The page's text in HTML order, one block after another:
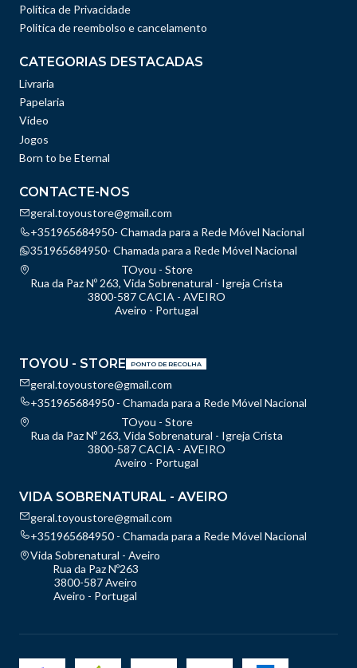
Política de Privacidade
Politica de reembolso e cancelamento
CATEGORIAS DESTACADAS
Livraria
Papelaria
Vídeo
Jogos
Born to be Eternal
CONTACTE-NOS
geral.toyoustore@gmail.com
+351965684950- Chamada para a Rede Móvel Nacional
351965684950- Chamada para a Rede Móvel Nacional
TOyou - Store
Rua da Paz Nº 263, Vida Sobrenatural - Igreja Crista
3800-587 CACIA - AVEIRO
Aveiro - Portugal
TOYOU - STORE PONTO DE RECOLHA
geral.toyoustore@gmail.com
+351965684950 - Chamada para a Rede Móvel Nacional
TOyou - Store
Rua da Paz Nº 263, Vida Sobrenatural - Igreja Crista
3800-587 CACIA - AVEIRO
Aveiro - Portugal
VIDA SOBRENATURAL - AVEIRO
geral.toyoustore@gmail.com
+351965684950 - Chamada para a Rede Móvel Nacional
Vida Sobrenatural - Aveiro
Rua da Paz Nº263
3800-587 Aveiro
Aveiro - Portugal